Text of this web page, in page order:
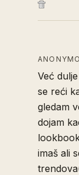
Već
se reći
gledam
dojam
imaš ali